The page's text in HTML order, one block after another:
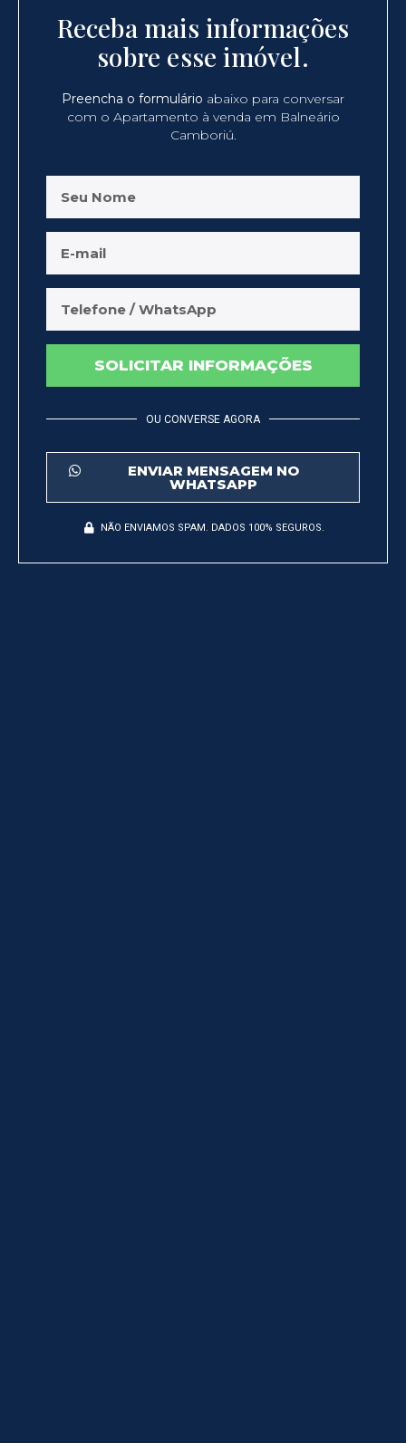
Receba mais informações
sobre esse imóvel.
Preencha o formulário abaixo para conversar
com o Apartamento à venda em Balneário
Camboriú.
SOLICITAR INFORMAÇÕES
OU CONVERSE AGORA
ENVIAR MENSAGEM NO
WHATSAPP
NÃO ENVIAMOS SPAM. DADOS 100% SEGUROS.